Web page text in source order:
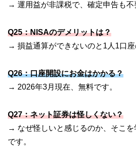
→ 運用益が非課税で、確定申告も不
Q25：NISAのデメリットは？
→ 損益通算ができないのと1人1口座
Q26：口座開設にお金はかかる？
→ 2026年3月現在、無料です。
Q27：ネット証券は怪しくない？
→ なぜ怪しいと感じるのか、そこ
です。